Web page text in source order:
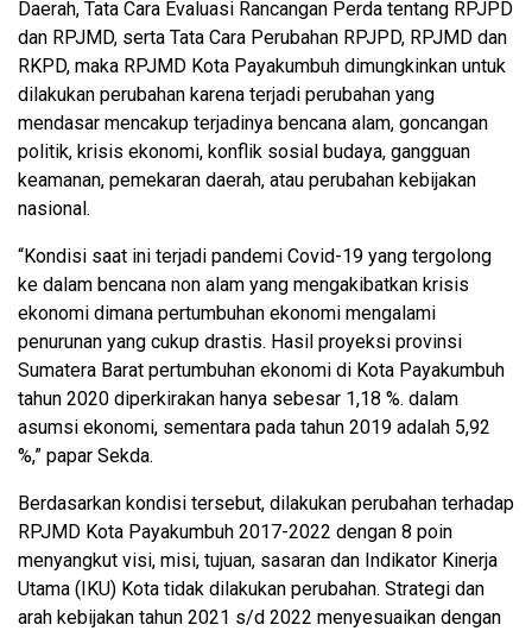
Daerah, Tata Cara Evaluasi Rancangan Perda tentang RPJPD
dan RPJMD, serta Tata Cara Perubahan RPJPD, RPJMD dan
RKPD, maka RPJMD Kota Payakumbuh dimungkinkan untuk
dilakukan perubahan karena terjadi perubahan yang
mendasar mencakup terjadinya bencana alam, goncangan
politik, krisis ekonomi, konflik sosial budaya, gangguan
keamanan, pemekaran daerah, atau perubahan kebijakan
nasional.
“Kondisi saat ini terjadi pandemi Covid-19 yang tergolong
ke dalam bencana non alam yang mengakibatkan krisis
ekonomi dimana pertumbuhan ekonomi mengalami
penurunan yang cukup drastis. Hasil proyeksi provinsi
Sumatera Barat pertumbuhan ekonomi di Kota Payakumbuh
tahun 2020 diperkirakan hanya sebesar 1,18 %. dalam
asumsi ekonomi, sementara pada tahun 2019 adalah 5,92
%,” papar Sekda.
Berdasarkan kondisi tersebut, dilakukan perubahan terhadap
RPJMD Kota Payakumbuh 2017-2022 dengan 8 poin
menyangkut visi, misi, tujuan, sasaran dan Indikator Kinerja
Utama (IKU) Kota tidak dilakukan perubahan. Strategi dan
arah kebijakan tahun 2021 s/d 2022 menyesuaikan dengan